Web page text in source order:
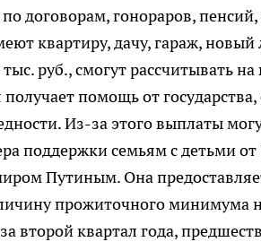
договорам, гонораров,
квартиру, дачу, гараж, новый
руб., смогут рассчитывать
помощь от
Из-за этого выплаты
поддержки семьям с детьми от
Путиным. Она
прожиточного минимума
второй квартал года,